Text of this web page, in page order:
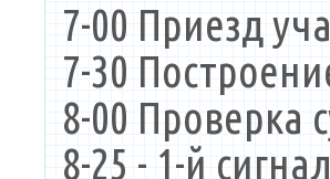
7-00 Приезд
7-30
8-00 Проверка
8-25 - 1-й